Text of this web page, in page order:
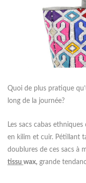
Quoi de plus pratique
long de la journée?
Les sacs cabas ethniques
en kilim et cuir. Pétillant
doublures de ces sacs à
tissu wax, grande